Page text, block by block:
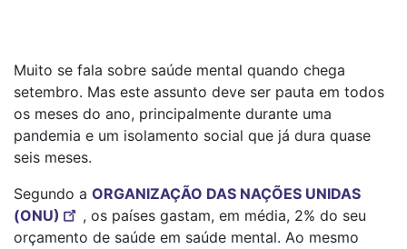
Muito se fala sobre saúde mental quando chega
setembro. Mas este assunto deve ser pauta em todos
os meses do ano, principalmente durante uma
pandemia e um isolamento social que já dura quase
seis meses.
Segundo a ORGANIZAÇÃO DAS NAÇÕES UNIDAS
(ONU)
, os países gastam, em média, 2% do seu
orçamento de saúde em saúde mental. Ao mesmo